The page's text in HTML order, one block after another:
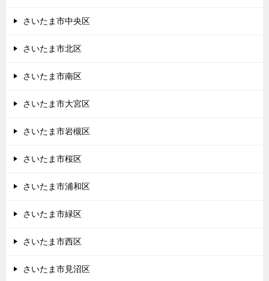
さいたま市中央区
さいたま市北区
さいたま市南区
さいたま市大宮区
さいたま市岩槻区
さいたま市桜区
さいたま市浦和区
さいたま市緑区
さいたま市西区
さいたま市見沼区